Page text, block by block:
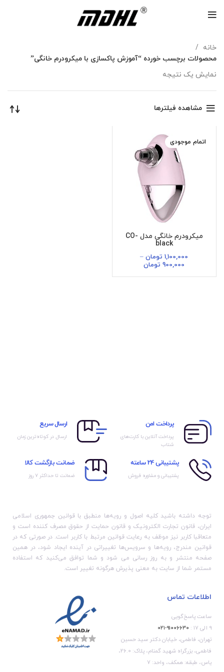
خانه
محصولات برچسب خورده “آموزش پاکسازی با میکرودرم خانگی”
نمایش یک نتیجه
مشاهده فیلترها
اتمام موجودی
میکرودرم خانگی مدل CO-
black
1,100,000 تومان –
900,000 تومان
پرداخت امن
پرداخت آنلاین با کارت‌های
شتاب
ارسال سریع
ارسال در کوتاه‌ترین زمان
پشتیبانی 24 ساعته
پشتیبانی و مشاوره فروش
ضمانت بازگشت کالا
ضمانت تا حداکثر ۷ روز
توجه داشته باشید کلیه اصول و رویه‏‌ها منطبق با قوانین جمهوری اسلامی
ایران، قانون تجارت الکترونیک و قانون حمایت از حقوق مصرف کننده است و
متعاقبا کاربر نیز موظف به رعایت قوانین مرتبط با کاربر است. در صورتی که در
قوانین مندرج، رویه‏‌ها و سرویس‏‌ها تغییراتی در آینده ایجاد شود، در همین
صفحه منتشر و به روز رسانی می شود و شما توافق می‏‌کنید که استفاده
مستمر شما از سایت به معنی پذیرش هرگونه تغییر است.
اطلاعات تماس
ساعت پاسخ‌گویی
۹ الی ۱۷ :
۹۱۰۰۶۶۳۰-۰۲۱
تهران، فاطمی، خیابان دکتر سید حسین
فاطمی، بزرگراه شهید گمنام، پلاک: 26.0،
یاس، طبقه: همکف، واحد: 7